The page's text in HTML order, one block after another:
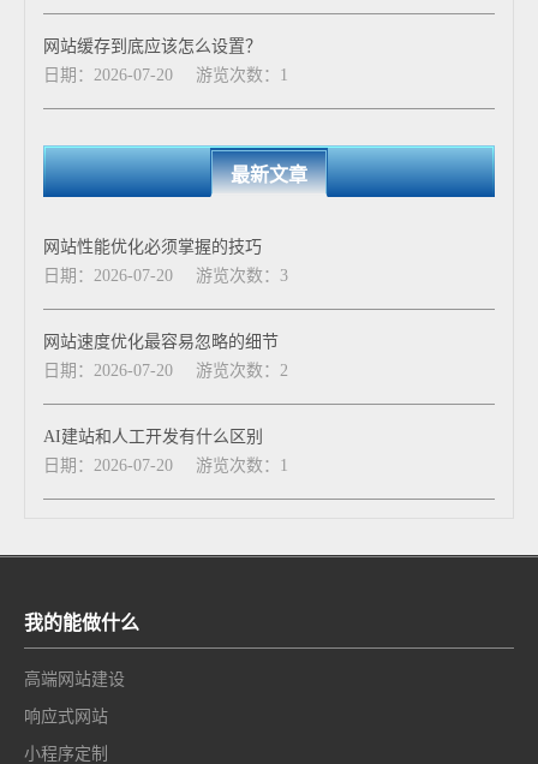
网站缓存到底应该怎么设置？
日期：2026-07-20
游览次数：1
最新文章
网站性能优化必须掌握的技巧
日期：2026-07-20
游览次数：3
网站速度优化最容易忽略的细节
日期：2026-07-20
游览次数：2
AI建站和人工开发有什么区别
日期：2026-07-20
游览次数：1
我的能做什么
高端网站建设
响应式网站
小程序定制